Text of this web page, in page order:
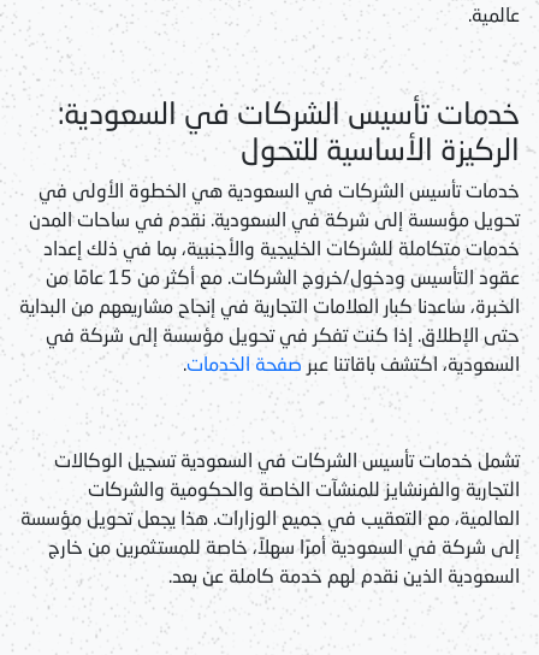
عالمية.
خدمات تأسيس الشركات في السعودية:
الركيزة الأساسية للتحول
خدمات تأسيس الشركات في السعودية هي الخطوة الأولى في
تحويل مؤسسة إلى شركة في السعودية . نقدم في ساحات المدن
خدمات متكاملة للشركات الخليجية والأجنبية، بما في ذلك إعداد
عقود التأسيس ودخول/خروج الشركات. مع أكثر من 15 عامًا من
الخبرة، ساعدنا كبار العلامات التجارية في إنجاح مشاريعهم من البداية
حتى الإطلاق. إذا كنت تفكر فيتحويل مؤسسة إلى شركة في
السعودية، اكتشف باقاتنا عبرصفحة الخدمات
تشمل خدمات تأسيس الشركات في السعودية تسجيل الوكالات
التجارية والفرنشايز للمنشآت الخاصة والحكومية والشركات
العالمية، مع التعقيب في جميع الوزارات. هذا يجعلتحويل مؤسسة
إلى شركة في السعودية أمرًا سهلاً، خاصة للمستثمرين من خارج
السعودية الذين نقدم لهم خدمة كاملة عن بعد.